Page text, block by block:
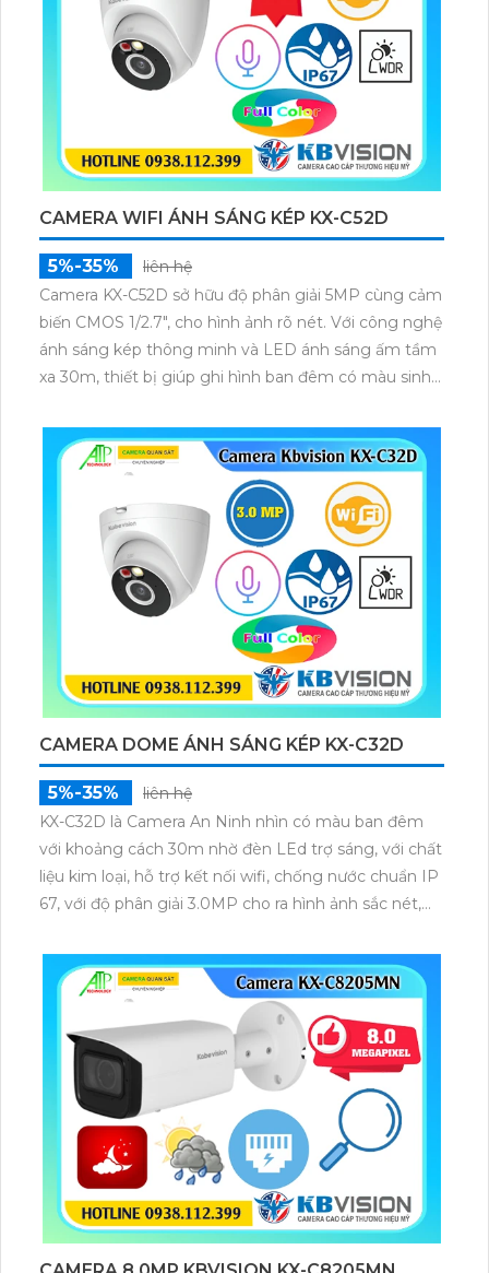
CAMERA WIFI ÁNH SÁNG KÉP KX-C52D
5%-35%
liên hệ
Camera KX-C52D sở hữu độ phân giải 5MP cùng cảm
biến CMOS 1/2.7", cho hình ảnh rõ nét. Với công nghệ
ánh sáng kép thông minh và LED ánh sáng ấm tầm
xa 30m, thiết bị giúp ghi hình ban đêm có màu sinh
ánh sáng.
CAMERA DOME ÁNH SÁNG KÉP KX-C32D
5%-35%
liên hệ
KX-C32D là Camera An Ninh nhìn có màu ban đêm
với khoảng cách 30m nhờ đèn LEd trợ sáng, với chất
liệu kim loại, hỗ trợ kết nối wifi, chống nước chuẩn IP
67, với độ phân giải 3.0MP cho ra hình ảnh sắc nét,